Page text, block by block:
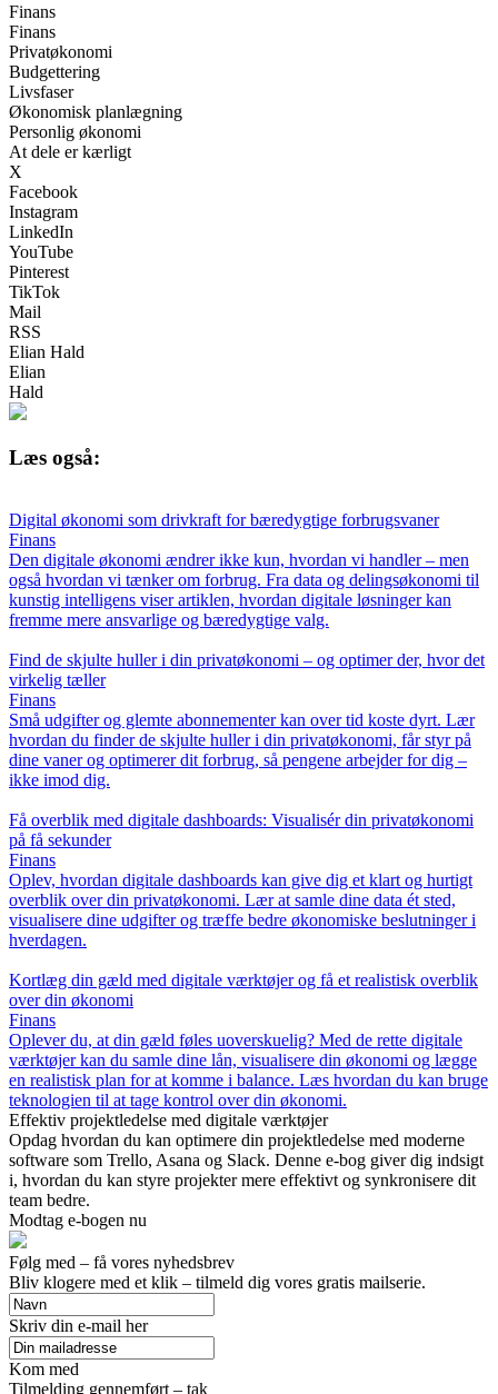
Finans
Finans
Privatøkonomi
Budgettering
Livsfaser
Økonomisk planlægning
Personlig økonomi
At dele er kærligt
X
Facebook
Instagram
LinkedIn
YouTube
Pinterest
TikTok
Mail
RSS
Elian Hald
Elian
Hald
Læs også:
Digital økonomi som drivkraft for bæredygtige forbrugsvaner
Finans
Den digitale økonomi ændrer ikke kun, hvordan vi handler – men
også hvordan vi tænker om forbrug. Fra data og delingsøkonomi til
kunstig intelligens viser artiklen, hvordan digitale løsninger kan
fremme mere ansvarlige og bæredygtige valg.
Find de skjulte huller i din privatøkonomi – og optimer der, hvor det
virkelig tæller
Finans
Små udgifter og glemte abonnementer kan over tid koste dyrt. Lær
hvordan du finder de skjulte huller i din privatøkonomi, får styr på
dine vaner og optimerer dit forbrug, så pengene arbejder for dig –
ikke imod dig.
Få overblik med digitale dashboards: Visualisér din privatøkonomi
på få sekunder
Finans
Oplev, hvordan digitale dashboards kan give dig et klart og hurtigt
overblik over din privatøkonomi. Lær at samle dine data ét sted,
visualisere dine udgifter og træffe bedre økonomiske beslutninger i
hverdagen.
Kortlæg din gæld med digitale værktøjer og få et realistisk overblik
over din økonomi
Finans
Oplever du, at din gæld føles uoverskuelig? Med de rette digitale
værktøjer kan du samle dine lån, visualisere din økonomi og lægge
en realistisk plan for at komme i balance. Læs hvordan du kan bruge
teknologien til at tage kontrol over din økonomi.
Effektiv projektledelse med digitale værktøjer
Opdag hvordan du kan optimere din projektledelse med moderne
software som Trello, Asana og Slack. Denne e-bog giver dig indsigt
i, hvordan du kan styre projekter mere effektivt og synkronisere dit
team bedre.
Modtag e-bogen nu
Følg med – få vores nyhedsbrev
Bliv klogere med et klik – tilmeld dig vores gratis mailserie.
Skriv din e-mail her
Kom med
Tilmelding gennemført – tak